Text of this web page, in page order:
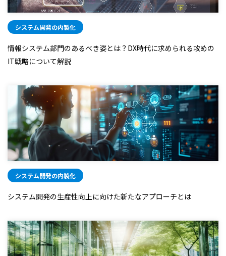
システム開発の内製化
情報システム部門のあるべき姿とは？DX時代に求められる攻めの
IT戦略について解説
システム開発の内製化
システム開発の生産性向上に向けた新たなアプローチとは